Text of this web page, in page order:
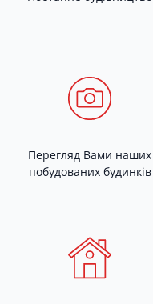
Перегляд Вами наших
побудованих будинків